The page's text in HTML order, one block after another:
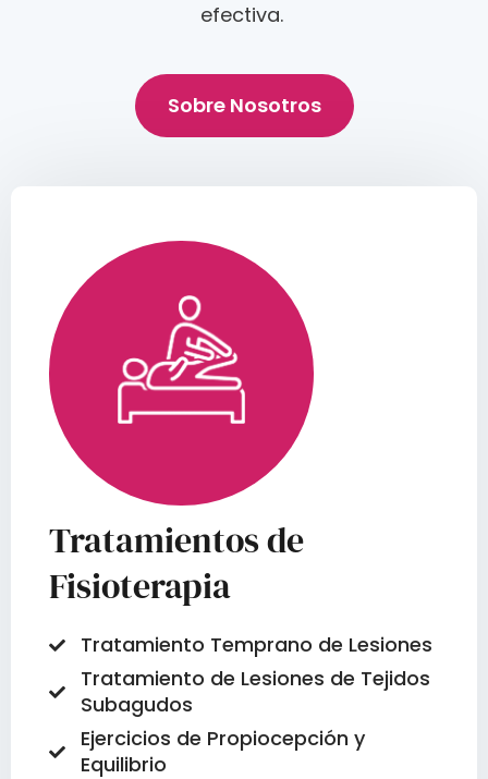
efectiva.
Sobre Nosotros
Tratamientos de
Fisioterapia
Tratamiento Temprano de Lesiones
Tratamiento de Lesiones de Tejidos
Subagudos
Ejercicios de Propiocepción y
Equilibrio